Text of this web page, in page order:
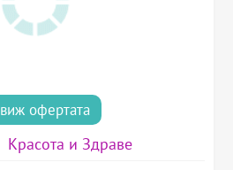
виж офертата
Красота и Здраве